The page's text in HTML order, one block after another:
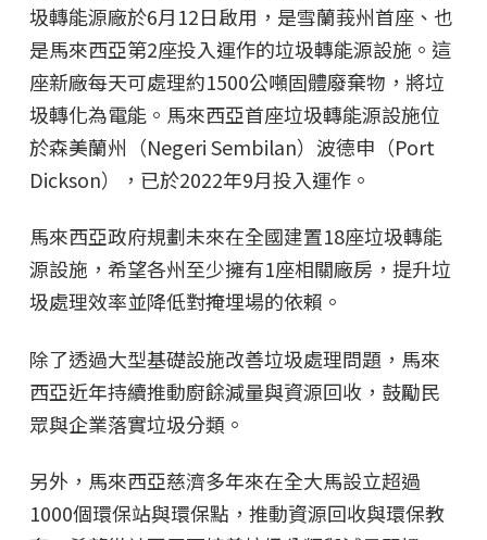
圾轉能源廠於6月12日啟用，是雪蘭莪州首座、也
是馬來西亞第2座投入運作的垃圾轉能源設施。這
座新廠每天可處理約1500公噸固體廢棄物，將垃
圾轉化為電能。馬來西亞首座垃圾轉能源設施位
於森美蘭州（Negeri Sembilan）波德申（Port
Dickson），已於2022年9月投入運作。
馬來西亞政府規劃未來在全國建置18座垃圾轉能
源設施，希望各州至少擁有1座相關廠房，提升垃
圾處理效率並降低對掩埋場的依賴。
除了透過大型基礎設施改善垃圾處理問題，馬來
西亞近年持續推動廚餘減量與資源回收，鼓勵民
眾與企業落實垃圾分類。
另外，馬來西亞慈濟多年來在全大馬設立超過
1000個環保站與環保點，推動資源回收與環保教